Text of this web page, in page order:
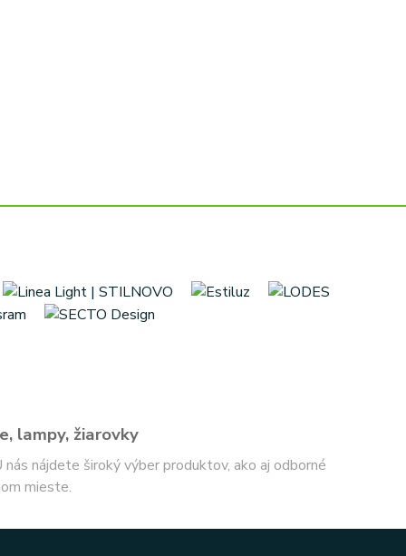
lampy, žiarovky
nájdete široký výber produktov, ako aj odborné
mieste.